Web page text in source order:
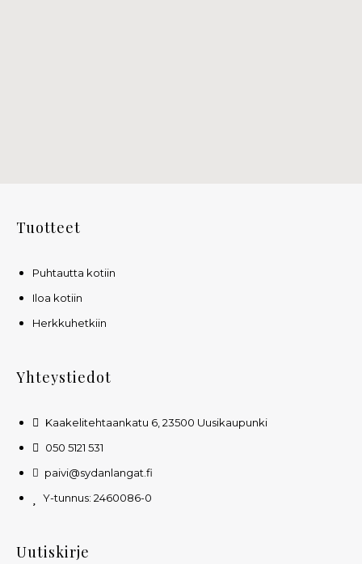
Tuotteet
Puhtautta kotiin
Iloa kotiin
Herkkuhetkiin
Yhteystiedot
Kaakelitehtaankatu 6, 23500 Uusikaupunki
050 5121 531
paivi@sydanlangat.fi
Y-tunnus: 2460086-0
Uutiskirje